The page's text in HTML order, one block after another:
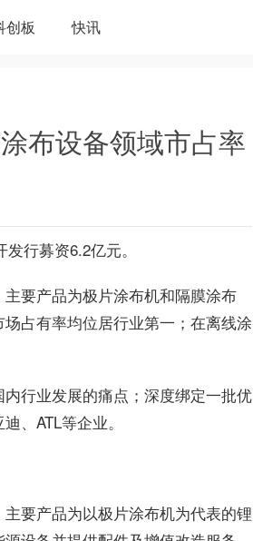
创板 快讯
布设备领域市占率
行募资6.2亿元。
要产品为极片涂布机和隔膜涂布
占有率均位居行业第一 ；在离线涂
行业发展的痛点；深度绑定一批优
、ATL等企业。
要产品为以极片涂布机为代表的锂